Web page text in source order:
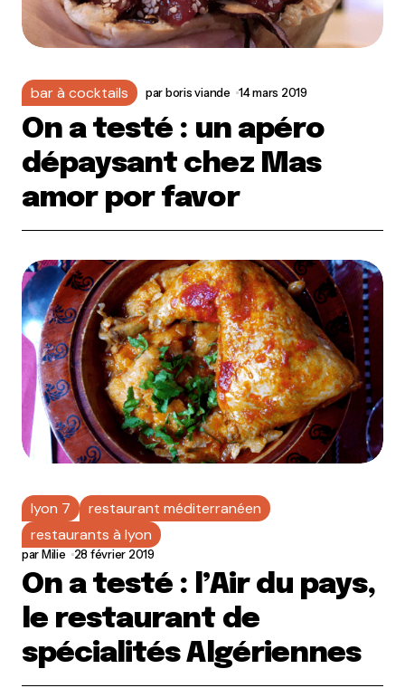
bar à cocktails parboris viande 14 mars 2019
On a testé : un apéro
dépaysant chez Mas
amor por favor
lyon 7
restaurant méditerranéen
restaurants à lyon
parMilie 28 février 2019
On a testé : l’Air du pays,
le restaurant de
spécialités Algériennes